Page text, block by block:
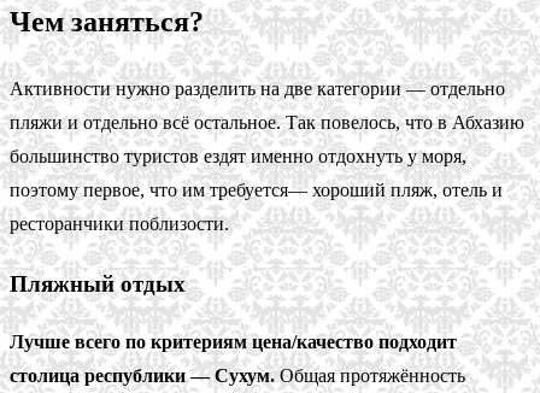
Чем заняться?
Активности нужно разделить на две категории — отдельно
пляжи и отдельно всё остальное. Так повелось, что в Абхазию
большинство туристов ездят именно отдохнуть у моря,
поэтому первое, что им требуется— хороший пляж, отель и
ресторанчики поблизости.
Пляжный отдых
Лучше всего по критериям цена/качество подходит
столица республики — Сухум.Общая протяжённость